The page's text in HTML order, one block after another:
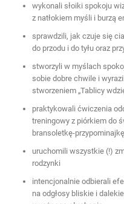
wykonali słoiki spokoju
z natłokiem myśli i burzą
sprawdzili, jak czuje się
do przodu i do tyłu oraz
stworzyli w myślach
sobie dobre chwile i
stworzeniem „Tablicy
praktykowali ćwiczenia
treningowy z piórkiem do
bransoletkę-
uruchomili wszystkie (!)
rodzynki
intencjonalnie odbierali
na odgłosy bliskie i